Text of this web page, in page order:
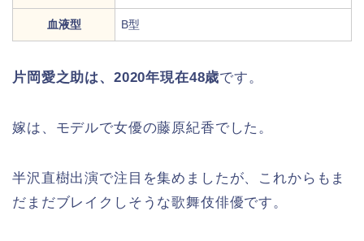
血液型 B型
片岡愛之助は、2020年現在48歳です。
嫁は、モデルで女優の藤原紀香でした。
半沢直樹出演で注目を集めましたが、これからもま
だまだブレイクしそうな歌舞伎俳優です。